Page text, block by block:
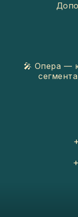
🎤 Опера —